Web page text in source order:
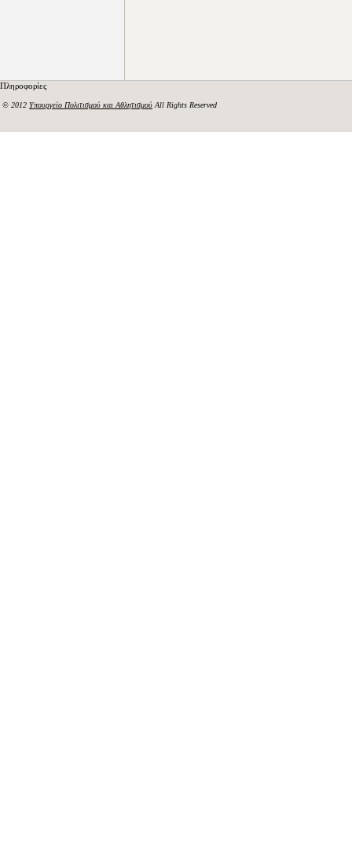
Πληροφορίες
© 2012 Υπουργείο Πολιτισμού και Αθλητισμού All Rights Reserved